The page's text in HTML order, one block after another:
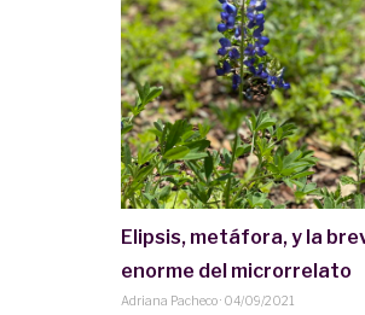
Elipsis, metáfora, y la
enorme del microrrelato
Adriana Pacheco· 04/09/2021